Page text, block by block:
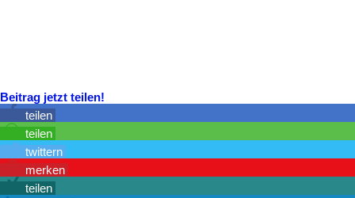
Beitrag jetzt teilen!
teilen
teilen
twittern
merken
teilen